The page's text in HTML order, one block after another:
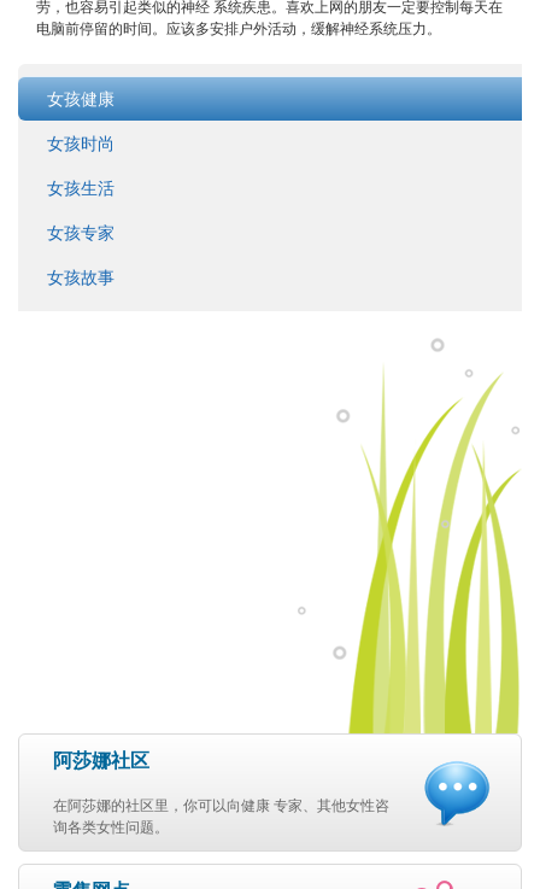
劳，也容易引起类似的神经 系统疾患。喜欢上网的朋友一定要控制每天在
电脑前停留的时间。应该多安排户外活动，缓解神经系统压力。
女孩健康
女孩时尚
女孩生活
女孩专家
女孩故事
阿莎娜社区
在阿莎娜的社区里，你可以向健康 专家、其他女性咨
询各类女性问题。